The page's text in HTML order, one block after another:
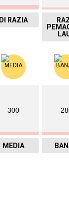
DI RAZIA
300
MEDIA